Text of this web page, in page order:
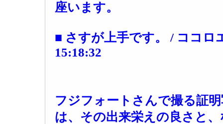
座います。
■ さすが上手です。 / ココロ
15:18:32
フジフォートさんで撮る証
は、その出来栄えの良さと